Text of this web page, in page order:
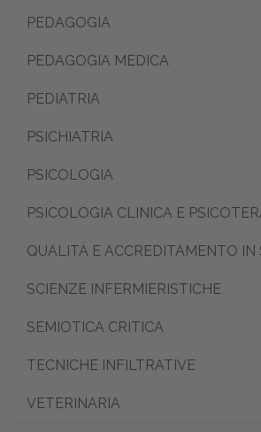
PEDAGOGIA
PEDAGOGIA MEDICA
PEDIATRIA
PSICHIATRIA
PSICOLOGIA
PSICOLOGIA CLINICA E
QUALITÀ E ACCREDITAMENTO IN
SCIENZE INFERMIERISTICHE
SEMIOTICA CRITICA
TECNICHE INFILTRATIVE
VETERINARIA